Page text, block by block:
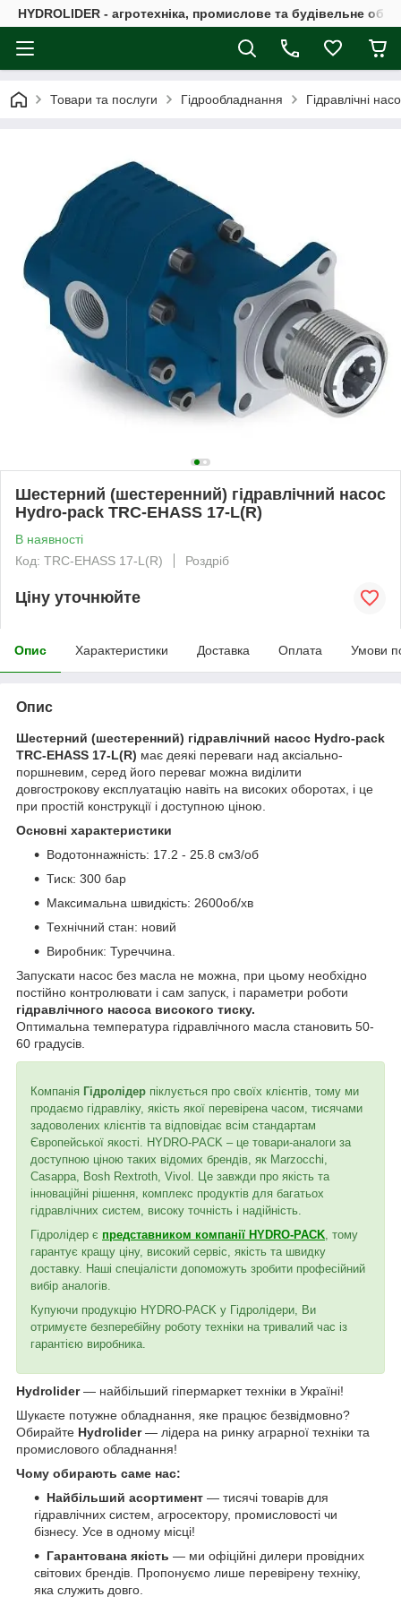
HYDROLIDER - агротехніка, промислове та будівельне
Товари та послуги Гідрообладнання Гідравлічні
Шестерний (шестеренний) гідравлічний насос
Hydro-pack TRC-EHASS 17-L(R)
В наявності
Код: TRC-EHASS 17-L(R)
Роздріб
Ціну уточнюйте
Опис Характеристики Доставка Оплата Умови
Опис
Шестерний (шестеренний) гідравлічний насос Hydro-pack
TRC-EHASS 17-L(R) має деякі переваги над аксіально-
поршневим, серед його переваг можна виділити
довгострокову експлуатацію навіть на високих оборотах, і це
при простій конструкції і доступною ціною.
Основні характеристики
Водотоннажність: 17.2 - 25.8 см3/об
Тиск: 300 бар
Максимальна швидкість: 2600об/хв
Технічний стан: новий
Виробник: Туреччина.
Запускати насос без масла не можна, при цьому необхідно
постійно контролювати і сам запуск, і параметри роботи
гідравлічного насоса високого тиску.
Оптимальна температура гідравлічного масла становить 50-
60 градусів.
Компанія Гідролідер піклується про своїх клієнтів, тому ми
продаємо гідравліку, якість якої перевірена часом, тисячами
задоволених клієнтів та відповідає всім стандартам
Європейської якості. HYDRO-PACK – це товари-аналоги за
доступною ціною таких відомих брендів, як Marzocchi,
Casappa, Bosh Rextroth, Vivol. Це завжди про якість та
інноваційні рішення, комплекс продуктів для багатьох
гідравлічних систем, високу точність і надійність.
Гідролідер є представником компанії HYDRO-PACK , тому
гарантує кращу ціну, високий сервіс, якість та швидку
доставку. Наші спеціалісти допоможуть зробити професійний
вибір аналогів.
Купуючи продукцію HYDRO-PACK у Гідролідери, Ви
отримуєте безперебійну роботу техніки на тривалий час із
гарантією виробника.
Hydrolider— найбільший гіпермаркет техніки в Україні!
Шукаєте потужне обладнання, яке працює безвідмовно?
Обирайте Hydrolider— лідера на ринку аграрної техніки та
промислового обладнання!
Чому обирають саме нас:
Найбільший асортимент — тисячі товарів для
гідравлічних систем, агросектору, промисловості чи
бізнесу. Усе в одному місці!
Гарантована якість — ми офіційні дилери провідних
світових брендів. Пропонуємо лише перевірену техніку,
яка служить довго.